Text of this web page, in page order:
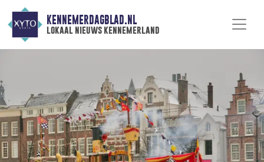
KENNEMERDAGBLAD.NL
lokaal nieuws kennemerland